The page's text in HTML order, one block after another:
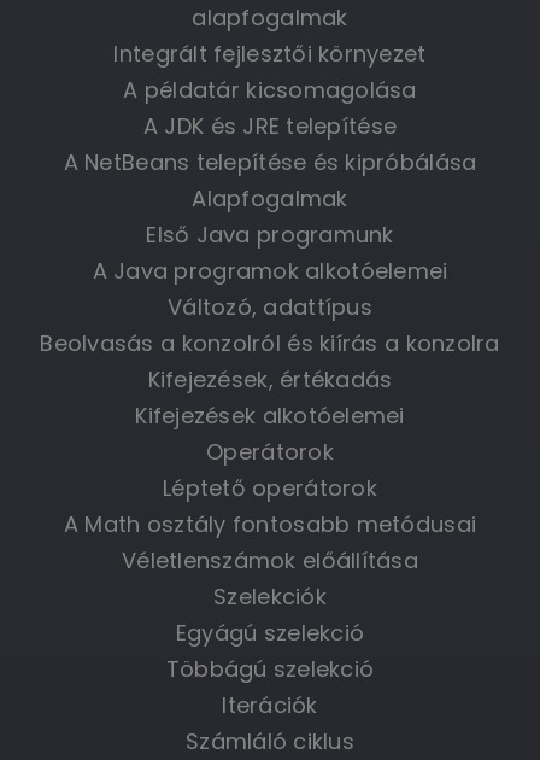
alapfogalmak
Integrált fejlesztői környezet
A példatár kicsomagolása
A JDK és JRE telepítése
A NetBeans telepítése és kipróbálása
Alapfogalmak
Első Java programunk
A Java programok alkotóelemei
Változó, adattípus
Beolvasás a konzolról és kiírás a konzolra
Kifejezések, értékadás
Kifejezések alkotóelemei
Operátorok
Léptető operátorok
A Math osztály fontosabb metódusai
Véletlenszámok előállítása
Szelekciók
Egyágú szelekció
Többágú szelekció
Iterációk
Számláló ciklus